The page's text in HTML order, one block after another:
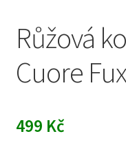
Růžová
Cuore
499 Kč